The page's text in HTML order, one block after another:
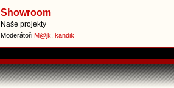
Showroom
Naše projekty
Moderátoři M@jk kandik